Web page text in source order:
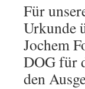
Für
Urkunde
Jochem
DOG für
den